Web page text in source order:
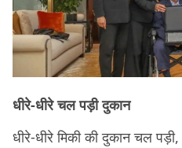
धीरे-धीरे चल पड़ी दुकान
धीरे-धीरे मिकी की दुकान चल